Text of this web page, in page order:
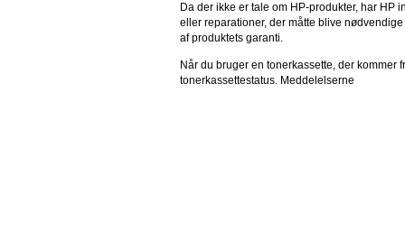
Da der ikke er tale om HP-produkter, har
eller reparationer, der måtte blive
af produktets garanti.
Når du bruger en tonerkassette, der kommer
tonerkassettestatus. Meddelelserne